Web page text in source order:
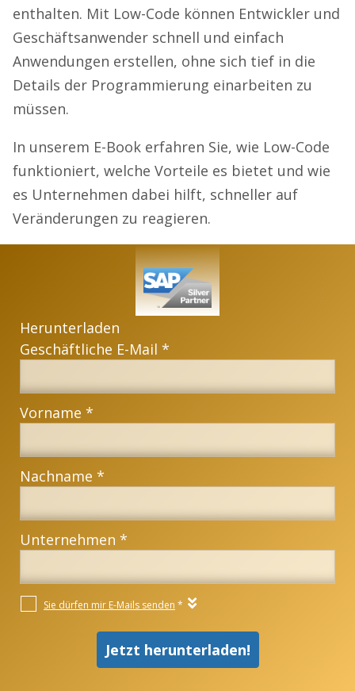
enthalten. Mit Low-Code können Entwickler und
Geschäftsanwender schnell und einfach
Anwendungen erstellen, ohne sich tief in die
Details der Programmierung einarbeiten zu
müssen.
In unserem E-Book erfahren Sie, wie Low-Code
funktioniert, welche Vorteile es bietet und wie
es Unternehmen dabei hilft, schneller auf
Veränderungen zu reagieren.
Herunterladen